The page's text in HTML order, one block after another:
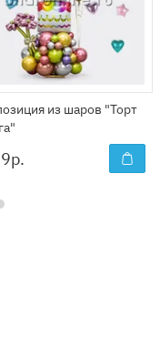
из шаров "Торт
р.